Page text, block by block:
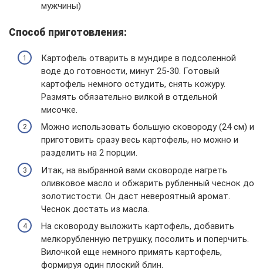
мужчины)
Способ приготовления:
Картофель отварить в мундире в подсоленной
воде до готовности, минут 25-30. Готовый
картофель немного остудить, снять кожуру.
Размять обязательно вилкой в отдельной
мисочке.
Можно использовать большую сковороду (24 см) и
приготовить сразу весь картофель, но можно и
разделить на 2 порции.
Итак, на выбранной вами сковороде нагреть
оливковое масло и обжарить рубленный чеснок до
золотистости. Он даст невероятный аромат.
Чеснок достать из масла.
На сковороду выложить картофель, добавить
мелкорубленную петрушку, посолить и поперчить.
Вилочкой еще немного примять картофель,
формируя один плоский блин.